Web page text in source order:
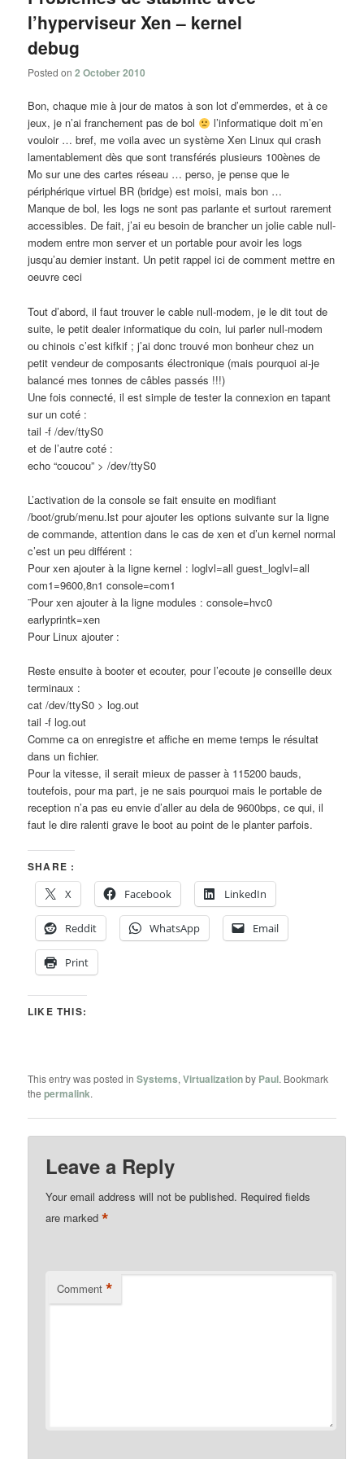
l’hyperviseur Xen – kernel
debug
Posted on2 October 2010
Bon, chaque mie à jour de matos à son lot d’emmerdes, et à ce
jeux, je n’ai franchement pas de bol
l’informatique doit m’en
vouloir … bref, me voila avec un système Xen Linux qui crash
lamentablement dès que sont transférés plusieurs 100ènes de
Mo sur une des cartes réseau … perso, je pense que le
périphérique virtuel BR (bridge) est moisi, mais bon …
Manque de bol, les logs ne sont pas parlante et surtout rarement
accessibles. De fait, j’ai eu besoin de brancher un jolie cable null-
modem entre mon server et un portable pour avoir les logs
jusqu’au dernier instant. Un petit rappel ici de comment mettre en
oeuvre ceci
Tout d’abord, il faut trouver le cable null-modem, je le dit tout de
suite, le petit dealer informatique du coin, lui parler null-modem
ou chinois c’est kifkif ; j’ai donc trouvé mon bonheur chez un
petit vendeur de composants électronique (mais pourquoi ai-je
balancé mes tonnes de câbles passés !!!)
Une fois connecté, il est simple de tester la connexion en tapant
sur un coté :
tail -f /dev/ttyS0
et de l’autre coté :
echo “coucou” > /dev/ttyS0
L’activation de la console se fait ensuite en modifiant
/boot/grub/menu.lst pour ajouter les options suivante sur la ligne
de commande, attention dans le cas de xen et d’un kernel normal
c’est un peu différent :
Pour xen ajouter à la ligne kernel : loglvl=all guest_loglvl=all
com1=9600,8n1 console=com1
¨Pour xen ajouter à la ligne modules : console=hvc0
earlyprintk=xen
Pour Linux ajouter :
Reste ensuite à booter et ecouter, pour l’ecoute je conseille deux
terminaux :
cat /dev/ttyS0 > log.out
tail -f log.out
Comme ca on enregistre et affiche en meme temps le résultat
dans un fichier.
Pour la vitesse, il serait mieux de passer à 115200 bauds,
toutefois, pour ma part, je ne sais pourquoi mais le portable de
reception n’a pas eu envie d’aller au dela de 9600bps, ce qui, il
faut le dire ralenti grave le boot au point de le planter parfois.
SHARE :
X
Facebook LinkedIn
Reddit WhatsApp Email
Print
LIKE THIS:
This entry was posted inSystems,Virtualizationby Paul. Bookmark
thepermalink.
Leave a Reply
Your email address will not be published. Required fields
are marked*
Comment *